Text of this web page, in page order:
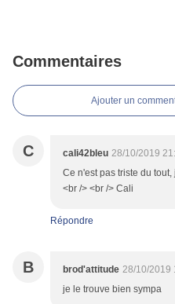
Commentaires
Ajouter un
C cali42bleu 28/10/2019
Ce n'est pas triste du
<br /> <br /> Cali
Répondre
B brod'attitude 28/10/2019
je le trouve bien sympa